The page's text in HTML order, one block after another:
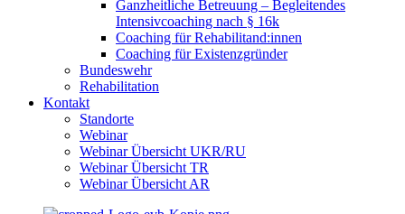
Ganzheitliche Betreuung – Begleitendes
Intensivcoaching nach § 16k
Coaching für Rehabilitand:innen
Coaching für Existenzgründer
Bundeswehr
Rehabilitation
Kontakt
Standorte
Webinar
Webinar Übersicht UKR/RU
Webinar Übersicht TR
Webinar Übersicht AR